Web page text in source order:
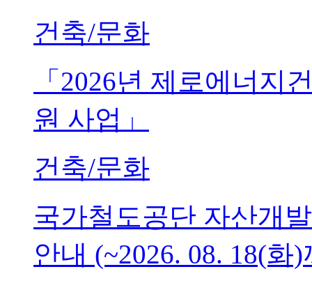
건축/문화
「2026년 제로에너지
원 사업」
건축/문화
국가철도공단 자산개
안내 (~2026. 08. 18(화